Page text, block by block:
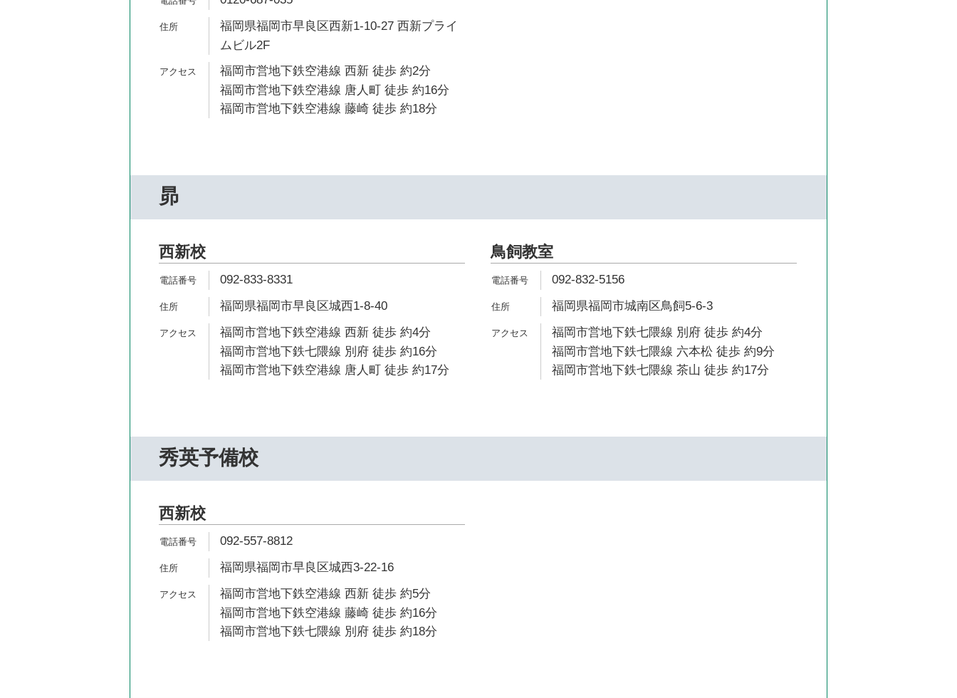
福岡県福岡市早良区西新1-10-27 西新プライ
ムビル2F
福岡市営地下鉄空港線 西新 徒歩 約2分
福岡市営地下鉄空港線 唐人町 徒歩 約16分
福岡市営地下鉄空港線 藤崎 徒歩 約18分
昴
西新校
092-833-8331
福岡県福岡市早良区城西1-8-40
福岡市営地下鉄空港線 西新 徒歩 約4分
福岡市営地下鉄七隈線 別府 徒歩 約16分
福岡市営地下鉄空港線 唐人町 徒歩 約17分
鳥飼教室
092-832-5156
福岡県福岡市城南区鳥飼5-6-3
福岡市営地下鉄七隈線 別府 徒歩 約4分
福岡市営地下鉄七隈線 六本松 徒歩 約9分
福岡市営地下鉄七隈線 茶山 徒歩 約17分
秀英予備校
西新校
092-557-8812
福岡県福岡市早良区城西3-22-16
福岡市営地下鉄空港線 西新 徒歩 約5分
福岡市営地下鉄空港線 藤崎 徒歩 約16分
福岡市営地下鉄七隈線 別府 徒歩 約18分